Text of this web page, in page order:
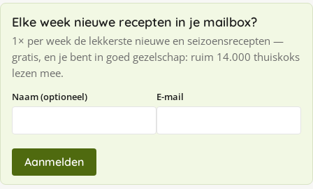
Elke week nieuwe recepten in je mailbox?
1× per week de lekkerste nieuwe en seizoensrecepten —
gratis, en je bent in goed gezelschap: ruim 14.000 thuiskoks
lezen mee.
Naam (optioneel) E-mail
Aanmelden